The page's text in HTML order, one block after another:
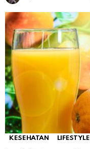
KESEHATAN LIFESTYLE